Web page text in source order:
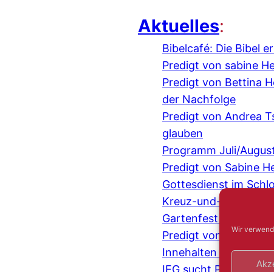
Wir
Aktuelles:
Bibelcafé: Die Bibel
Predigt von sabine
Predigt von Bettina
der Nachfolge
Predigt von Andrea
glauben
Programm Juli/
Predigt von Sabine
Gottesdienst im
Kreuz-und-quer-
Gartenfest mit der IEG
Predigt von Judith
Innehalten und Beten
IEG sucht Pionier